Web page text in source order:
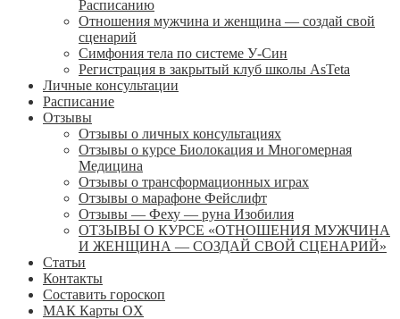
Расписанию
Отношения мужчина и женщина — создай свой
сценарий
Симфония тела по системе У-Син
Регистрация в закрытый клуб школы AsTeta
Личные консультации
Расписание
Отзывы
Отзывы о личных консультациях
Отзывы о курсе Биолокация и Многомерная
Медицина
Отзывы о трансформационных играх
Отзывы о марафоне Фейслифт
Отзывы — Феху — руна Изобилия
ОТЗЫВЫ О КУРСЕ «ОТНОШЕНИЯ МУЖЧИНА
И ЖЕНЩИНА — СОЗДАЙ СВОЙ СЦЕНАРИЙ»
Статьи
Контакты
Составить гороскоп
МАК Карты OХ